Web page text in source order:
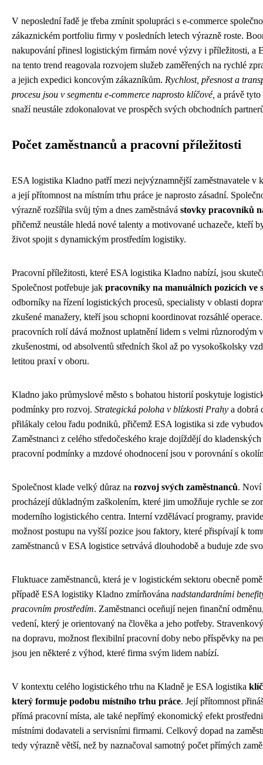
V neposlední řadě je třeba zmínit spolupráci s e-commerce
zákaznickém portfoliu firmy v posledních letech výrazně roste.
nakupování přinesl logistickým firmám nové výzvy i příležitosti, a
na tento trend reagovala rozvojem služeb zaměřených na rychlé
a jejich expedici koncovým zákazníkům. Rychlost, přesnost a
procesu jsou v segmentu e-commerce naprosto klíčové, a právě
snaží neustále zdokonalovat ve prospěch svých obchodních
Počet zaměstnanců a pracovní příležitosti
ESA logistika Kladno patří mezi nejvýznamnější zaměstnavatele v
a její přítomnost na místním trhu práce je naprosto zásadní.
výrazně rozšířila svůj tým a dnes zaměstnává stovky pracovníků
přičemž neustále hledá nové talenty a motivované uchazeče, kteří
život spojit s dynamickým prostředím logistiky.
Pracovní příležitosti, které ESA logistika Kladno nabízí, jsou
Společnost potřebuje jak pracovníky na manuálních pozicích ve
odborníky na řízení logistických procesů, specialisty v oblasti
zkušené manažery, kteří jsou schopni koordinovat rozsáhlé
pracovních rolí dává možnost uplatnění lidem s velmi různorodým
zkušenostmi, od absolventů středních škol až po vysokoškolsky
letitou praxí v oboru.
Kladno jako průmyslové město s bohatou historií poskytuje
podmínky pro rozvoj. Strategická poloha v blízkosti Prahy a dobrá
přilákaly celou řadu podniků, přičemž ESA logistika si zde
Zaměstnanci z celého středočeského kraje dojíždějí do
pracovní podmínky a mzdové ohodnocení jsou v porovnání s
Společnost klade velký důraz na rozvoj svých zaměstnanců. Noví
procházejí důkladným zaškolením, které jim umožňuje rychle se
moderního logistického centra. Interní vzdělávací programy,
možnost postupu na vyšší pozice jsou faktory, které přispívají k
zaměstnanců v ESA logistice setrvává dlouhodobě a buduje zde
Fluktuace zaměstnanců, která je v logistickém sektoru obecně
případě ESA logistiky Kladno zmírňována nadstandardními
pracovním prostředím. Zaměstnanci oceňují nejen finanční
vedení, který je orientovaný na člověka a jeho potřeby.
na dopravu, možnost flexibilní pracovní doby nebo příspěvky na
jsou jen některé z výhod, které firma svým lidem nabízí.
V kontextu celého logistického trhu na Kladně je ESA logistika
který formuje podobu místního trhu práce. Její přítomnost
přímá pracovní místa, ale také nepřímý ekonomický efekt
místními dodavateli a servisními firmami. Celkový dopad na
tedy výrazně větší, než by naznačoval samotný počet přímých